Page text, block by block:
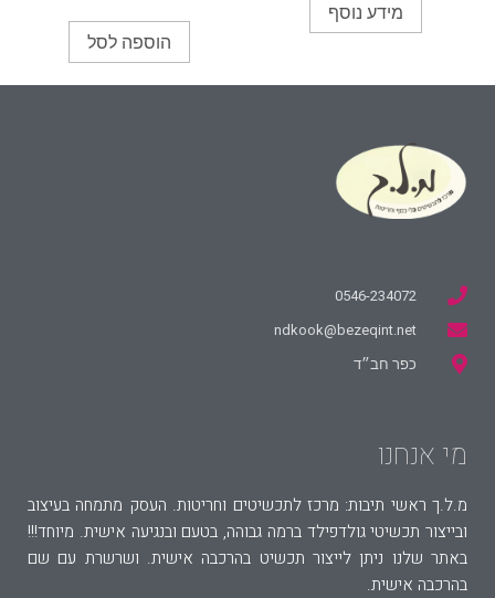
מידע נוסף
הוספה לסל
0546-234072
ndkook@bezeqint.net
כפר חב״ד
מי אנחנו
מ.ל.ך ראשי תיבות: מרכז לתכשיטים וחריטות. העסק מתמחה בעיצוב
ובייצור תכשיטי גולדפילד ברמה גבוהה, בטעם ובנגיעה אישית. מיוחד!!!
באתר שלנו ניתן לייצור תכשיט בהרכבה אישית. ושרשרת עם שם
בהרכבה אישית.